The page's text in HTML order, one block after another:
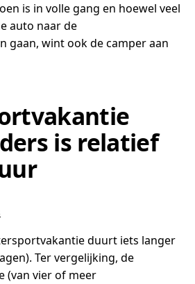
is in volle gang en hoewel veel
auto naar de
gaan, wint ook de camper aan
is relatief
duurt iets langer
Ter vergelijking, de
(van vier of meer